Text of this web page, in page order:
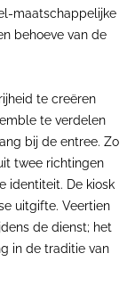
maatschappelijke
behoeve van de
te creëren
te verdelen
bij de entree. Zo
twee richtingen
identiteit. De kiosk
uitgifte. Veertien
de dienst; het
in de traditie van